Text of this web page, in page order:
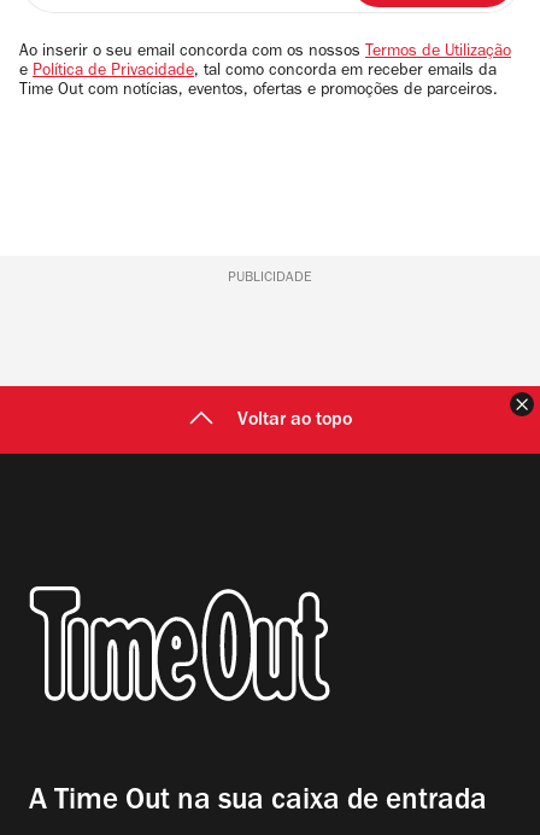
email
Ao inserir o seu email concorda com os nossos Termos de Utilização
e Política de Privacidade, tal como concorda em receber emails da
Time Out com notícias, eventos, ofertas e promoções de parceiros.
PUBLICIDADE
Voltar ao topo
A Time Out na sua caixa de entrada